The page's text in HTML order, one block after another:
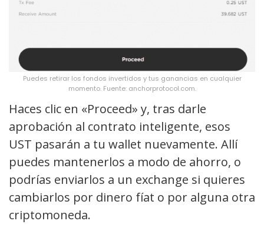
Puedes retirar los fondos invertidos y tus ganancias en cualquier
momento. Fuente: anchorprotocol.com.
Haces clic en «Proceed» y, tras darle
aprobación al contrato inteligente, esos
UST pasarán a tu wallet nuevamente. Allí
puedes mantenerlos a modo de ahorro, o
podrías enviarlos a un exchange si quieres
cambiarlos por dinero fíat o por alguna otra
criptomoneda.